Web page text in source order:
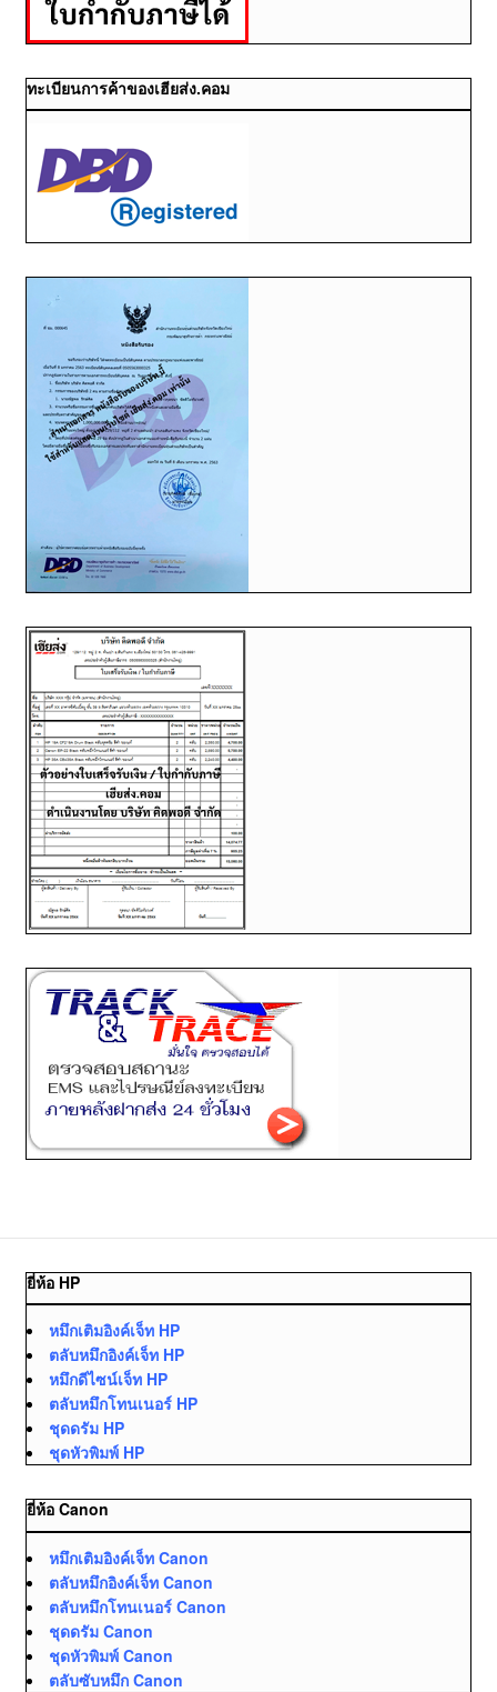
ทะเบียนการค้าของเฮียส่ง.คอม
ยี่ห้อ HP
หมึกเติมอิงค์เจ็ท HP
ตลับหมึกอิงค์เจ็ท HP
หมึกดีไซน์เจ็ท HP
ตลับหมึกโทนเนอร์ HP
ชุดดรัม HP
ชุดหัวพิมพ์ HP
ยี่ห้อ Canon
หมึกเติมอิงค์เจ็ท Canon
ตลับหมึกอิงค์เจ็ท Canon
ตลับหมึกโทนเนอร์ Canon
ชุดดรัม Canon
ชุดหัวพิมพ์ Canon
ตลับซับหมึก Canon